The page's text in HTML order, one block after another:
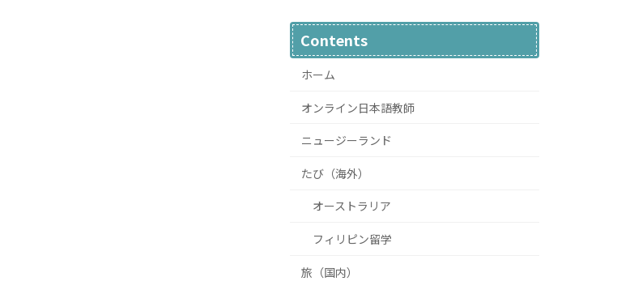
Contents
ホーム
オンライン日本語教師
ニュージーランド
たび（海外）
オーストラリア
フィリピン留学
旅（国内）